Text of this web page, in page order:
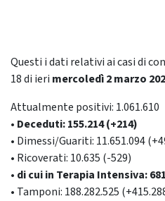
Questi i dati relativi ai casi di
18 di ieri mercoledì 2 marzo
Attualmente positivi: 1.061.610
• Deceduti: 155.214 (+214)
• Dimessi/Guariti: 11.651.094
• Ricoverati: 10.635 (-529)
• di cui in Terapia Intensiva:
• Tamponi: 188.282.525